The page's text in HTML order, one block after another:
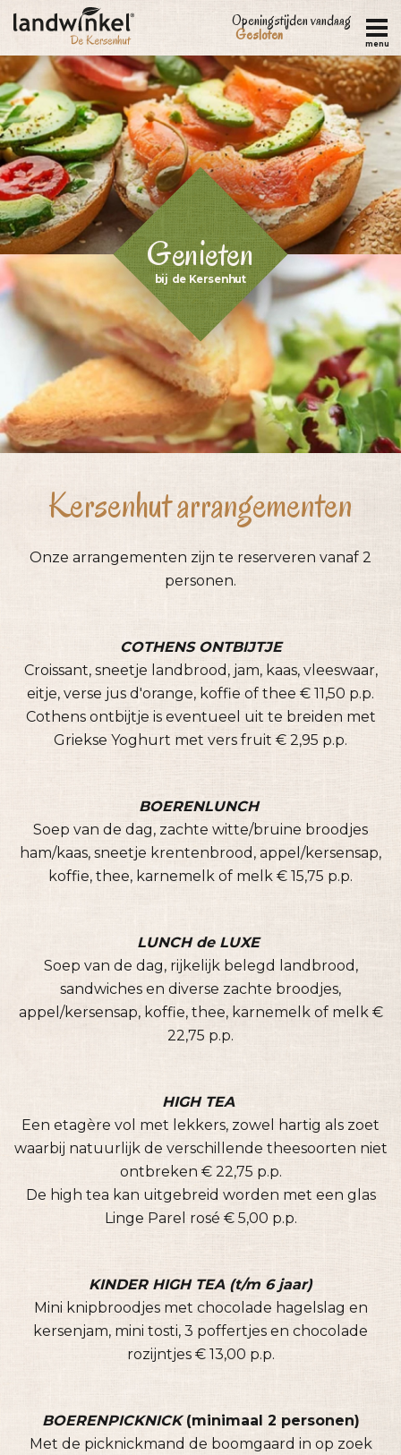
Overslaan
en
naar
de
inhoud
gaan
menu
Openingstijden vandaag
Gesloten
Genieten
bij de Kersenhut
Kersenhut arrangementen
Onze arrangementen zijn te reserveren vanaf 2
personen.
COTHENS ONTBIJTJE
Croissant, sneetje landbrood, jam, kaas, vleeswaar,
eitje, verse jus d'orange, koffie of thee € 11,50 p.p.
Cothens ontbijtje is eventueel uit te breiden met
Griekse Yoghurt met vers fruit € 2,95 p.p.
BOERENLUNCH
Soep van de dag, zachte witte/bruine broodjes
ham/kaas, sneetje krentenbrood, appel/kersensap,
koffie, thee, karnemelk of melk € 15,75 p.p.
LUNCH de LUXE
Soep van de dag, rijkelijk belegd landbrood,
sandwiches en diverse zachte broodjes,
appel/kersensap, koffie, thee, karnemelk of melk €
22,75 p.p.
HIGH TEA
Een etagère vol met lekkers, zowel hartig als zoet
waarbij natuurlijk de verschillende theesoorten niet
ontbreken € 22,75 p.p.
De high tea kan uitgebreid worden met een glas
Linge Parel rosé € 5,00 p.p.
KINDER HIGH TEA (t/m 6 jaar)
Mini knipbroodjes met chocolade hagelslag en
kersenjam, mini tosti, 3 poffertjes en chocolade
rozijntjes € 13,00 p.p.
BOERENPICKNICK(minimaal 2 personen)
Met de picknickmand de boomgaard in op zoek